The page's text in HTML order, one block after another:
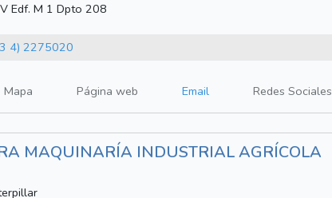
Edf. M 1 Dpto 208
4) 2275020
Mapa Página web Email Redes Sociales
MAQUINARÍA INDUSTRIAL AGRÍCOLA